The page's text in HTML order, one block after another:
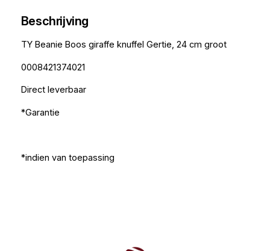
Beschrijving
TY Beanie Boos giraffe knuffel Gertie, 24 cm groot
0008421374021
Direct leverbaar
*Garantie
*indien van toepassing